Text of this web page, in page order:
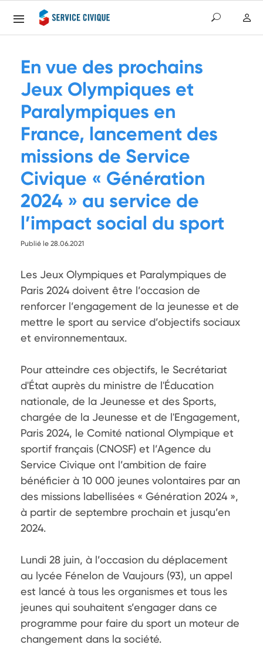
En vue des prochains
Jeux Olympiques et
Paralympiques en
France, lancement des
missions de Service
Civique « Génération
2024 » au service de
l’impact social du sport
Publié le 28.06.2021
Les Jeux Olympiques et Paralympiques de
Paris 2024 doivent être l’occasion de
renforcer l’engagement de la jeunesse et de
mettre le sport au service d’objectifs sociaux
et environnementaux.
Pour atteindre ces objectifs, le Secrétariat
d'État auprès du ministre de l'Éducation
nationale, de la Jeunesse et des Sports,
chargée de la Jeunesse et de l'Engagement,
Paris 2024, le Comité national Olympique et
sportif français (CNOSF) et l’Agence du
Service Civique ont l’ambition de faire
bénéficier à 10 000 jeunes volontaires par an
des missions labellisées « Génération 2024 »,
à partir de septembre prochain et jusqu’en
2024.
Lundi 28 juin, à l’occasion du déplacement
au lycée Fénelon de Vaujours (93), un appel
est lancé à tous les organismes et tous les
jeunes qui souhaitent s’engager dans ce
programme pour faire du sport un moteur de
changement dans la société.